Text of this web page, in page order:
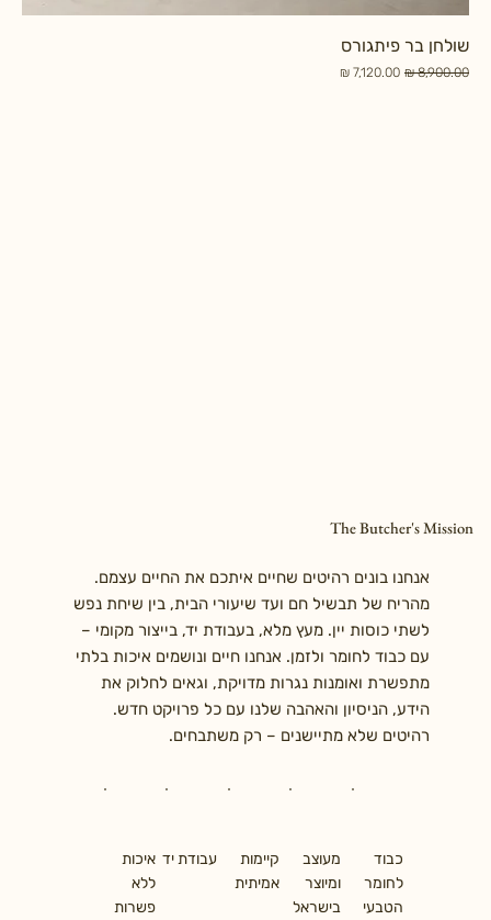
שולחן בר פיתגורס
מחיר רגיל מחיר מבצע
The Butcher's Mission
אנחנו בונים רהיטים שחיים איתכם את החיים עצמם.
מהריח של תבשיל חם ועד שיעורי הבית, בין שיחת נפש
לשתי כוסות יין. מעץ מלא, בעבודת יד, בייצור מקומי –
עם כבוד לחומר ולזמן. אנחנו חיים ונושמים איכות בלתי
מתפשרת ואומנות נגרות מדויקת, וגאים לחלוק את
הידע, הניסיון והאהבה שלנו עם כל פרויקט חדש.
רהיטים שלא מתיישנים – רק משתבחים.
כבוד
לחומר
הטבעי
מעוצב
ומיוצר
בישראל
קיימות
אמיתית
עבודת יד איכות
ללא
פשרות